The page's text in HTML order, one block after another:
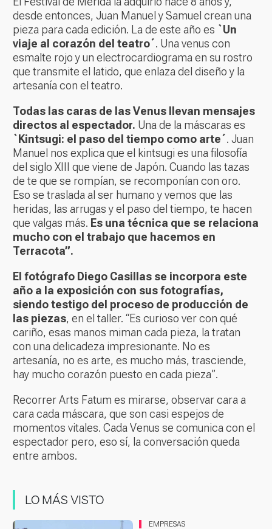
desde entonces, Juan Manuel y Samuel crean una
pieza para cada edición. La de este año es `Un
viaje al corazón del teatro´. Una venus con
esmalte rojo y un electrocardiograma en su rostro
que transmite el latido, que enlaza del diseño y la
artesanía con el teatro.
Todas las caras de las Venus llevan mensajes
directos al espectador. Una de la máscaras es
`Kintsugi: el paso del tiempo como arte´. Juan
Manuel nos explica que el kintsugi es una filosofía
del siglo XIII que viene de Japón. Cuando las tazas
de te que se rompían, se recomponían con oro.
Eso se traslada al ser humano y vemos que las
heridas, las arrugas y el paso del tiempo, te hacen
que valgas más. Es una técnica que se relaciona
mucho con el trabajo que hacemos en
Terracota”.
El fotógrafo Diego Casillas se incorpora este
año a la exposición con sus fotografías,
siendo testigo del proceso de producción de
las piezas, en el taller. “Es curioso ver con qué
cariño, esas manos miman cada pieza, la tratan
con una delicadeza impresionante. No es
artesanía, no es arte, es mucho más, trasciende,
hay mucho corazón puesto en cada pieza”.
Recorrer Arts Fatum es mirarse, observar cara a
cara cada máscara, que son casi espejos de
momentos vitales. Cada Venus se comunica con el
espectador pero, eso sí, la conversación queda
entre ambos.
LO MÁS VISTO
EMPRESAS